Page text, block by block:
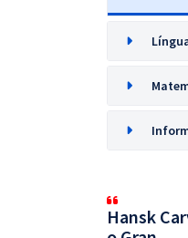
Hansk